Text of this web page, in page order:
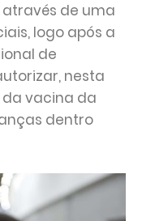
de uma
logo após a
de
nesta
vacina da
dentro